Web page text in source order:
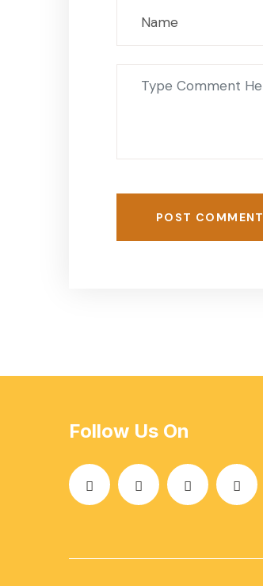
POST COMMENT
Follow Us On